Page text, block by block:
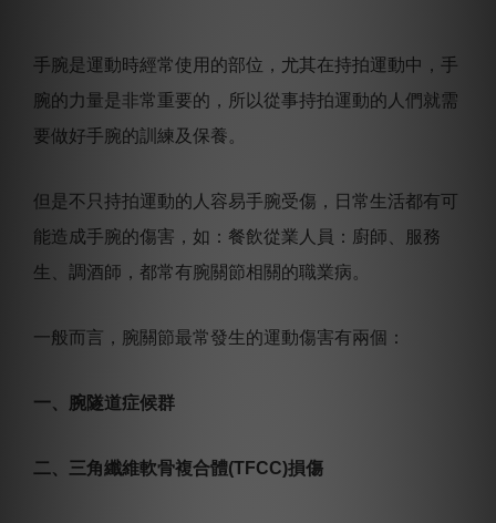
手腕是運動時經常使用的部位，尤其在持拍運動中，手
腕的力量是非常重要的，所以從事持拍運動的人們就需
要做好手腕的訓練及保養。
但是不只持拍運動的人容易手腕受傷，日常生活都有可
能造成手腕的傷害，如：餐飲從業人員：廚師、服務
生、調酒師，都常有腕關節相關的職業病。
一般而言，腕關節最常發生的運動傷害有兩個：
一、腕隧道症候群
二、三角纖維軟骨複合體(TFCC)損傷